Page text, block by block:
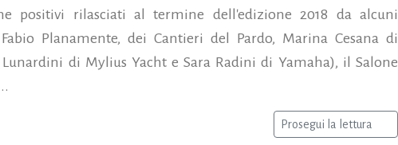
positivi rilasciati al termine dell'edizione 2018 da alcuni
Planamente, dei Cantieri del Pardo, Marina Cesana di
Lunardini di Mylius Yacht e Sara Radini di Yamaha), il Salone
Prosegui la lettura